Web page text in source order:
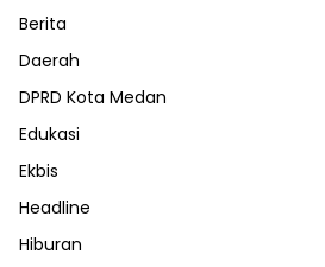
Berita
Daerah
DPRD Kota Medan
Edukasi
Ekbis
Headline
Hiburan